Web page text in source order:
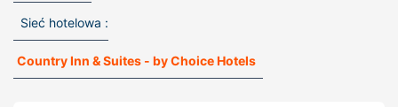
Sieć hotelowa :
Country Inn & Suites - by Choice Hotels